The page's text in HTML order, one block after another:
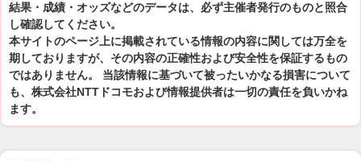
結果・成績・オッズなどのデータは、必ず主催者発行のものと照合
し確認してください。
本サイトのページ上に掲載されている情報の内容に関しては万全を
期しておりますが、その内容の正確性および安全性を保証するもの
ではありません。 当該情報に基づいて被ったいかなる損害について
も、株式会社NTTドコモおよび情報提供者は一切の責任を負いかね
ます。